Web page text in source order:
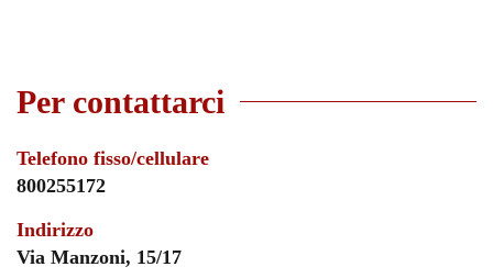
Per contattarci
Telefono fisso/cellulare
800255172
Indirizzo
Via Manzoni, 15/17